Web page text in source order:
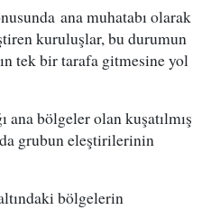
ana muhatabı olarak
kuruluşlar, bu durumun
tek bir tarafa gitmesine yol
ana bölgeler olan kuşatılmış
da grubun eleştirilerinin
bölgelerin